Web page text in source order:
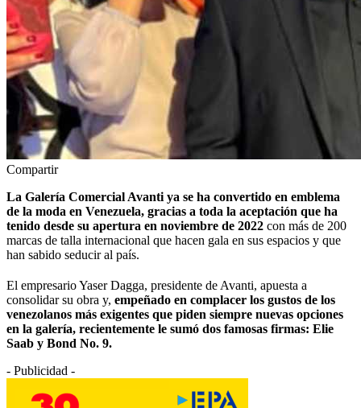
Compartir
La Galería Comercial Avanti ya se ha convertido en emblema
de la moda en Venezuela, gracias a toda la aceptación que ha
tenido desde su apertura en noviembre de 2022 con más de 200
marcas de talla internacional que hacen gala en sus espacios y que
han sabido seducir al país.
El empresario Yaser Dagga, presidente de Avanti, apuesta a
consolidar su obra y, empeñado en complacer los gustos de los
venezolanos más exigentes que piden siempre nuevas opciones
en la galería, recientemente le sumó dos famosas firmas: Elie
Saab y Bond No. 9.
- Publicidad -